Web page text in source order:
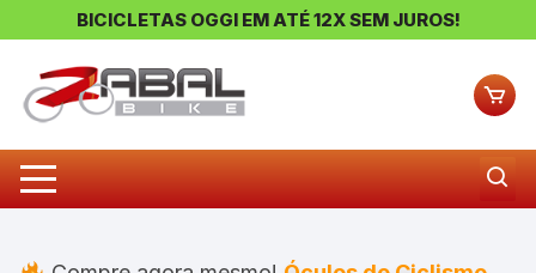
BICICLETAS OGGI EM ATÉ 12X SEM JUROS!